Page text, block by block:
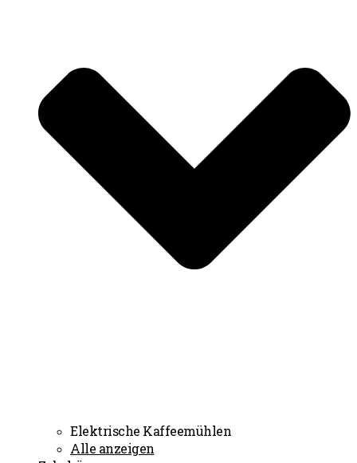
Elektrische Kaffeemühlen
Alle anzeigen